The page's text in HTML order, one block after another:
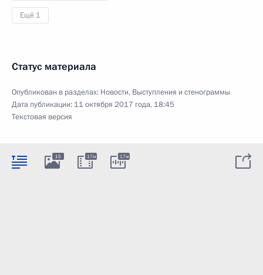
Ещё 1
Статус материала
Опубликован в разделах: Новости, Выступления и стенограммы
Дата публикации: 11 октября 2017 года, 18:45
Текстовая версия
15 17м 17м